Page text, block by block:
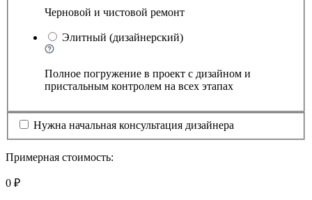
Черновой и чистовой ремонт
Элитный (дизайнерский)
Полное погружение в проект с дизайном и
пристальным контролем на всех этапах
Нужна начальная консультация дизайнера
Примерная стоимость:
0 ₽